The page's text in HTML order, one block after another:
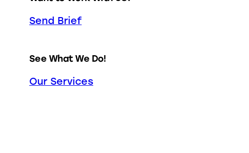
Send Brief
See What We Do!
Our Services